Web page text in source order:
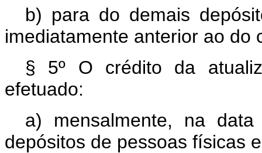
b) para do demais
imediatamente anterior ao do
§ 5º O crédito da
efetuado:
a) mensalmente, na
depósitos de pessoas físicas